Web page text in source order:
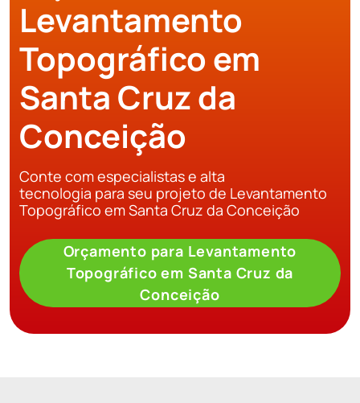
Levantamento
Topográfico em
Santa Cruz da
Conceição
Conte com especialistas e alta
tecnologia para seu projeto de Levantamento
Topográfico em Santa Cruz da Conceição
Orçamento para Levantamento
Topográfico em Santa Cruz da
Conceição